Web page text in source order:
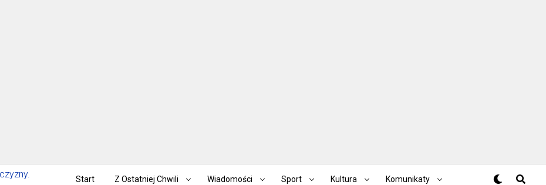
Start Z Ostatniej Chwili Wiadomości Sport Kultura Komunikaty